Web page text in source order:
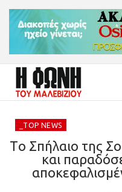
_TOP NEWS
Tο Σπήλαιο της
και